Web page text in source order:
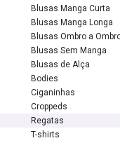
Blusas Manga Curta
Blusas Manga Longa
Blusas Ombro a
Blusas Sem Manga
Blusas de Alça
Bodies
Ciganinhas
Croppeds
Regatas
T-shirts